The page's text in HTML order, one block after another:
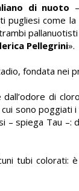
di nuoto
pugliesi come la
Pellegrini».
fondata nei
di
sono poggiati
– spiega Tau –:
tubi colorati: